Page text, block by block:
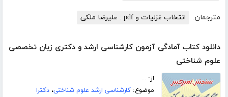
مترجمان: انتخاب غزلیات و pdf : علیرضا ملکی
دانلود کتاب آمادگی آزمون کارشناسی ارشد و دکتری زبان تخصصی
علوم شناختی
از: ...
موضوع:کارشناسی ارشد علوم شناختی،دکترا